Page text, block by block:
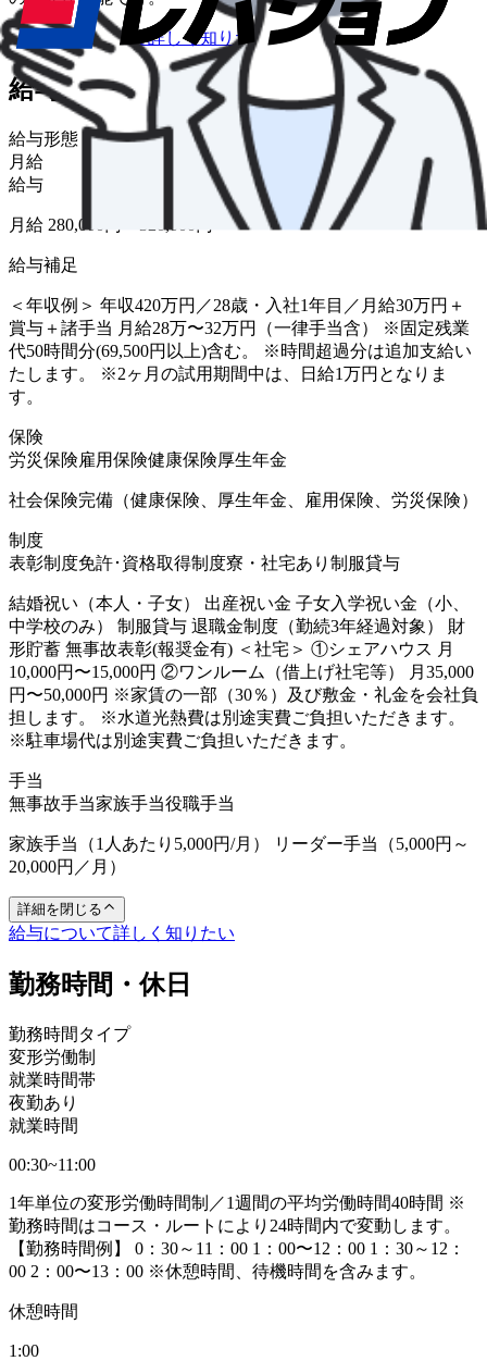
仕事内容について詳しく知りたい
給与・福利厚生
給与形態
月給
給与
月給 280,000円〜320,000円
給与補足
＜年収例＞ 年収420万円／28歳・入社1年目／月給30万円＋
賞与＋諸手当 月給28万〜32万円（一律手当含） ※固定残業
代50時間分(69,500円以上)含む。 ※時間超過分は追加支給い
たします。 ※2ヶ月の試用期間中は、日給1万円となりま
す。
保険
労災保険雇用保険健康保険厚生年金
​社会保険完備（健康保険、厚生年金、雇用保険、労災保険）
制度
表彰制度免許･資格取得制度寮・社宅あり 制服貸与
結婚祝い（本人・子女） 出産祝い金 子女入学祝い金（小、
中学校のみ） 制服貸与 退職金制度（勤続3年経過対象） 財
形貯蓄 無事故表彰(報奨金有) ＜社宅＞ ①シェアハウス 月
10,000円〜15,000円 ②ワンルーム（借上げ社宅等） 月35,000
円〜50,000円 ※家賃の一部（30％）及び敷金・礼金を会社負
担します。 ※水道光熱費は別途実費ご負担いただきます。
※駐車場代は別途実費ご負担いただきます。
手当
無事故手当家族手当役職手当
家族手当（1人あたり5,000円/月） リーダー手当（5,000円～
20,000円／月）
詳細を閉じる
給与について詳しく知りたい
勤務時間・休日
勤務時間タイプ
変形労働制
就業時間帯
夜勤あり
就業時間
00:30~11:00
1年単位の変形労働時間制／1週間の平均労働時間40時間 ※
勤務時間はコース・ルートにより24時間内で変動します。
【勤務時間例】 0：30～11：00 1：00〜12：00 1：30～12：
00 2：00〜13：00 ※休憩時間、待機時間を含みます。
休憩時間
1:00